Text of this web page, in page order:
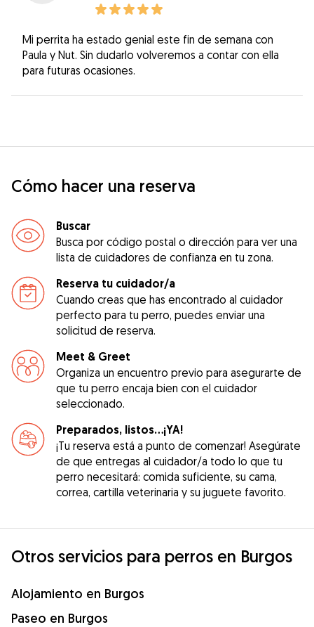
Mi perrita ha estado genial este fin de semana con
Paula y Nut. Sin dudarlo volveremos a contar con ella
para futuras ocasiones.
Cómo hacer una reserva
Buscar
Busca por código postal o dirección para ver una
lista de cuidadores de confianza en tu zona.
Reserva tu cuidador/a
Cuando creas que has encontrado al cuidador
perfecto para tu perro, puedes enviar una
solicitud de reserva.
Meet & Greet
Organiza un encuentro previo para asegurarte de
que tu perro encaja bien con el cuidador
seleccionado.
Preparados, listos...¡YA!
¡Tu reserva está a punto de comenzar! Asegúrate
de que entregas al cuidador/a todo lo que tu
perro necesitará: comida suficiente, su cama,
correa, cartilla veterinaria y su juguete favorito.
Otros servicios para perros en Burgos
Alojamiento en Burgos
Paseo en Burgos